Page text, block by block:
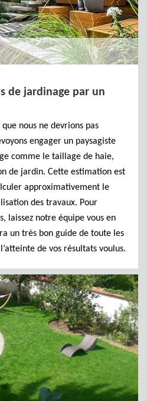
de jardinage par un
nous ne devrions pas
engager un paysagiste
comme le taillage de haie,
de jardin. Cette estimation est
approximativement le
des travaux. Pour
laissez notre équipe vous en
un très bon guide de toute les
de vos résultats voulus.